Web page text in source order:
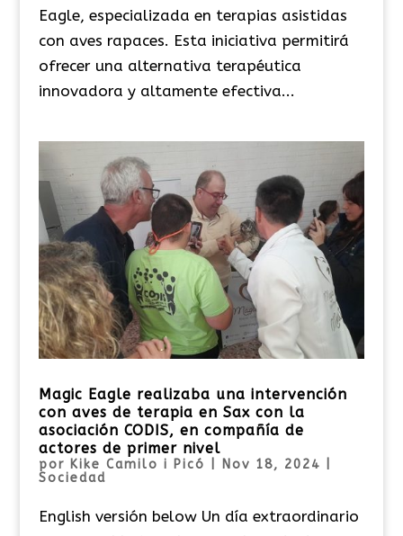
Eagle, especializada en terapias asistidas
con aves rapaces. Esta iniciativa permitirá
ofrecer una alternativa terapéutica
innovadora y altamente efectiva...
Magic Eagle realizaba una intervención
con aves de terapia en Sax con la
asociación CODIS, en compañía de
actores de primer nivel
por Kike Camilo i Picó Nov 18, 2024
Sociedad
English versión below Un día extraordinario